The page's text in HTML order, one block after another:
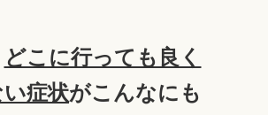
どこに行っても良く
い症状がこんなにも